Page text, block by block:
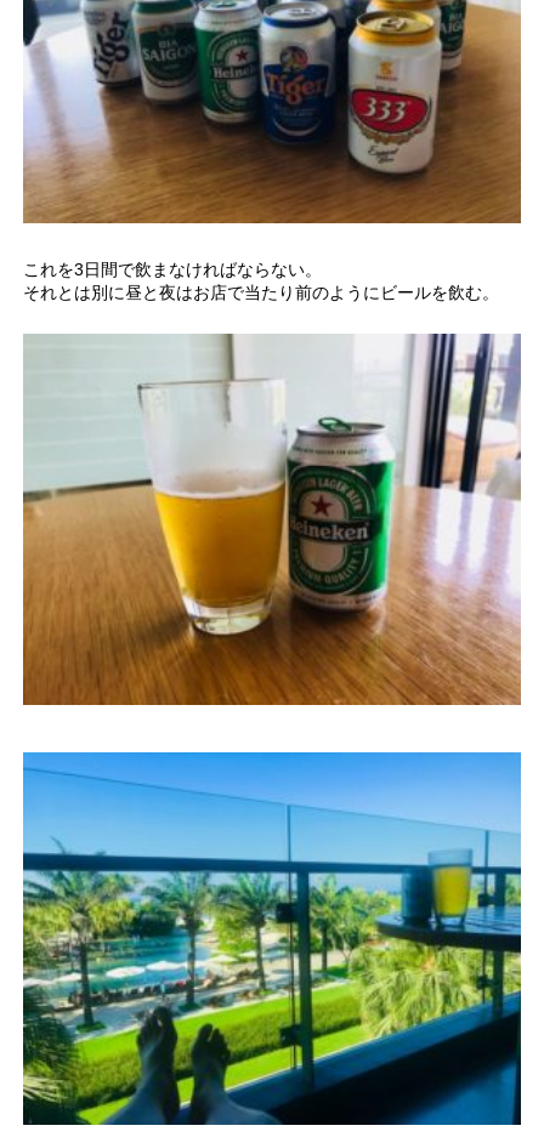
これを3日間で飲まなければならない。
それとは別に昼と夜はお店で当たり前のようにビールを飲む。